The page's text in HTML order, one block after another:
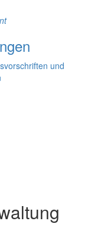
und